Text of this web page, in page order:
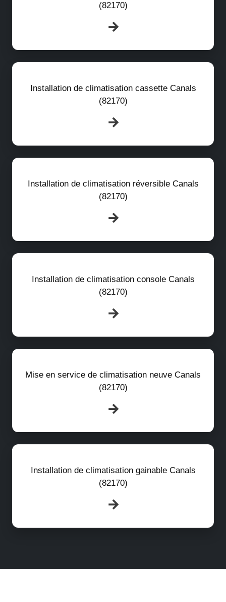
(82170)
Installation de climatisation cassette Canals
(82170)
Installation de climatisation réversible Canals
(82170)
Installation de climatisation console Canals
(82170)
Mise en service de climatisation neuve Canals
(82170)
Installation de climatisation gainable Canals
(82170)